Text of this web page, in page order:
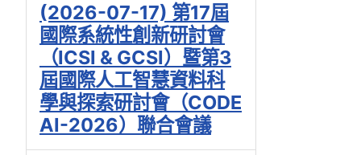
(2026-07-17) 第17屆
國際系統性創新研討會
（ICSI & GCSI）暨第3
屆國際人工智慧資料科
學與探索研討會（CODE
AI-2026）聯合會議